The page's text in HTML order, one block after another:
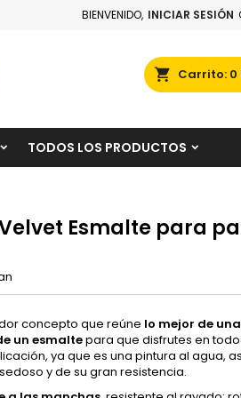
BIENVENIDO, INICIAR SESIÓN
Carrito 0
TODOS LOS PRODUCTOS
Esmalte para
concepto que reúne lo mejor de
un esmaltepara que disfrutes en
ya que es una pintura al agua,
y de su gran resistencia.